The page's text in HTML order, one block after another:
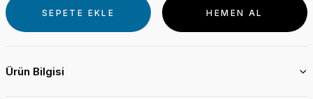
SEPETE EKLE HEMEN AL
Ürün Bilgisi